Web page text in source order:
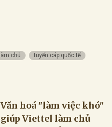
làm chủ tuyến cáp quốc tế
Văn hoá "làm việc khó"
giúp Viettel làm chủ